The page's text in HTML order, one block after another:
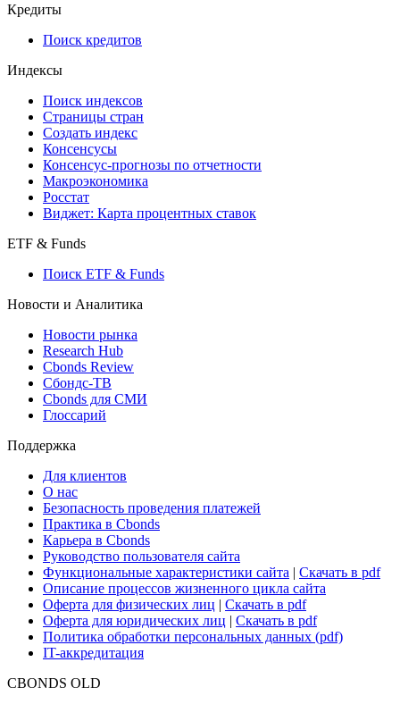
Кредиты
Поиск кредитов
Индексы
Поиск индексов
Страницы стран
Создать индекс
Консенсусы
Консенсус-прогнозы по отчетности
Макроэкономика
Росстат
Виджет: Карта процентных ставок
ETF & Funds
Поиск ETF & Funds
Новости и Аналитика
Новости рынка
Research Hub
Cbonds Review
Сбондс-ТВ
Cbonds для СМИ
Глоссарий
Поддержка
Для клиентов
О нас
Безопасность проведения платежей
Практика в Cbonds
Карьера в Cbonds
Руководство пользователя сайта
Функциональные характеристики сайта | Скачать в pdf
Описание процессов жизненного цикла сайта
Оферта для физических лиц | Скачать в pdf
Оферта для юридических лиц | Скачать в pdf
Политика обработки персональных данных (pdf)
IT-аккредитация
CBONDS OLD